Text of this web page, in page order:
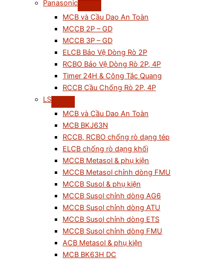
Panasonic
MCB và Cầu Dao An Toàn
MCCB 2P – GD
MCCB 3P – GD
ELCB Bảo Vệ Dòng Rò 2P
RCBO Bảo Vệ Dòng Rò 2P, 4P
Timer 24H & Công Tắc Quang
RCCB Cầu Chống Rò 2P, 4P
LS
MCB và Cầu Dao An Toàn
MCB BKJ63N
RCCB, RCBO chống rò dạng tép
ELCB chống rò dạng khối
MCCB Metasol & phụ kiện
MCCB Metasol chỉnh dòng FMU
MCCB Susol & phụ kiện
MCCB Susol chỉnh dòng AG6
MCCB Susol chỉnh dòng ATU
MCCB Susol chỉnh dòng ETS
MCCB Susol chỉnh dòng FMU
ACB Metasol & phụ kiện
MCB BK63H DC